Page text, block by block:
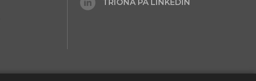
TRIONA PÅ LINKEDIN